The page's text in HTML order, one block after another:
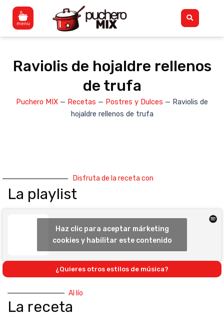
contenido
Flyout
Menu
Raviolis de hojaldre rellenos
de trufa
Puchero MIX — Recetas — Postres y Dulces — Raviolis de
hojaldre rellenos de trufa
Al lío
La receta
Disfruta de la receta con
La playlist
Haz clic para aceptar márketing
cookies y habilitar este contenido
¿Quieres otros estilos de música?